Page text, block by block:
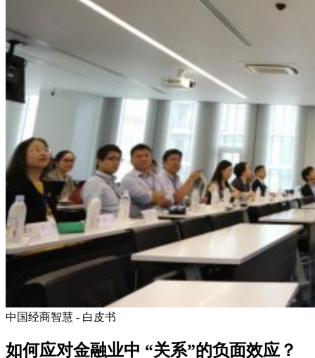
中国经商智慧 - 白皮书
如何应对金融业中 “关系”的负面效应？